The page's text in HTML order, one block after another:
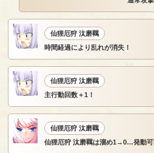
仙狸厄狩 汰磨羈
時間経過により乱れが消失！
仙狸厄狩 汰磨羈
主行動回数＋1！
仙狸厄狩 汰磨羈
仙狸厄狩 汰磨羈は溜め1→0…発動可